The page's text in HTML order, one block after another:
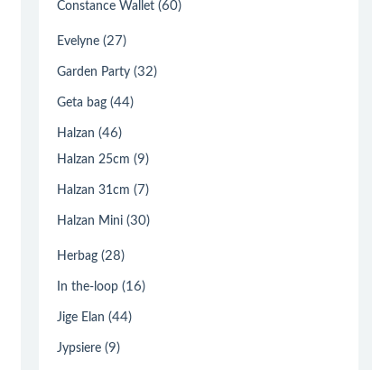
Constance Wallet (60)
Evelyne (27)
Garden Party (32)
Geta bag (44)
Halzan (46)
Halzan 25cm (9)
Halzan 31cm (7)
Halzan Mini (30)
Herbag (28)
In the-loop (16)
Jige Elan (44)
Jypsiere (9)